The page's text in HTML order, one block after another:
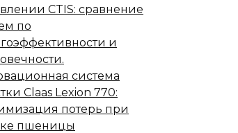
CTIS: сравнение
по
и
система
Claas Lexion 770:
потерь при
пшеницы